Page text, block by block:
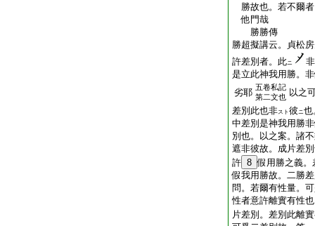
勝故也。若不爾
他門哉
勝勝傳
勝超擬講云。貞松
許差別者。此ニ
非
是立此神我用勝。
劣耶 五卷私記
第二文也 以之
差別 此也非スト 彼ニ也
中差別 是神我用勝
別也。以之案。諸
遮非彼故。成片差
許 8 假用勝之義。
假我用勝故。二勝
問。若爾有性量。
性者意許離實有性
片差別。 差別 此離